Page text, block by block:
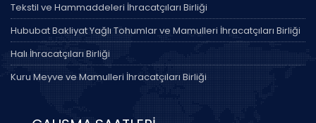
Tekstil ve Hammaddeleri İhracatçıları Birliği
Hububat Bakliyat Yağlı Tohumlar ve Mamulleri İhracatçıları Birliği
Halı İhracatçıları Birliği
Kuru Meyve ve Mamulleri İhracatçıları Birliği